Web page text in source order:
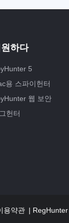
하다
5
용 스파이헌터
웹 보안
헌터
용약관